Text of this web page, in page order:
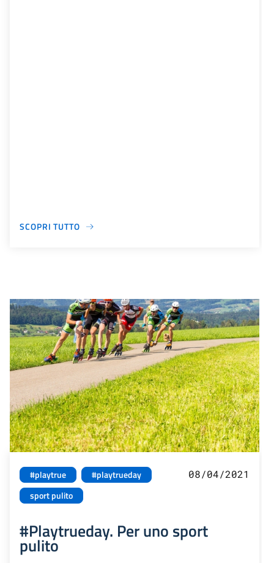
SCOPRI TUTTO
#playtrue
#playtrueday
sport pulito
08/04/2021
#Playtrueday. Per uno sport
pulito